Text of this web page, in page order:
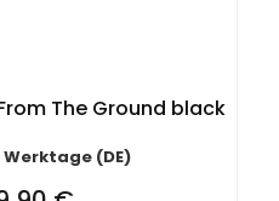
The Ground black
(DE)